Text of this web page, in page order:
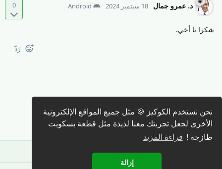
نحن نستخدم الكوكيز 🍪 مثل جميع المواقع الإلكترونية
الأخرى لجعل تجربتك معنا لذيذة مثل قطعة بسكويت
طازجة ! قراءة المزيد
إزالة
0 د.​ عمرو جمال 18 سبتمبر 2024 Android
شكرا يا أخي.
رَدّ
كتابة رد 🖊️